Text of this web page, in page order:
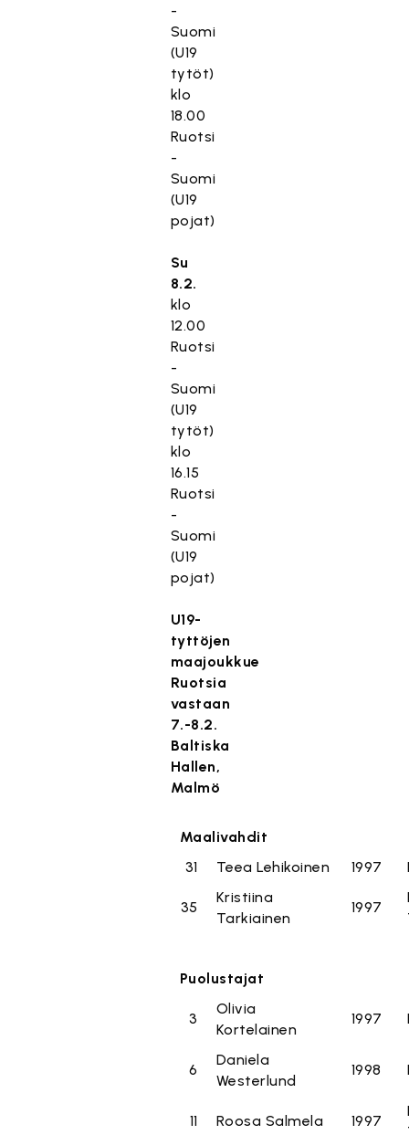
-
Suomi
(U19
tytöt)
klo
18.00
Ruotsi
-
Suomi
(U19
pojat)
Su
8.2.
klo
12.00
Ruotsi
-
Suomi
(U19
tytöt)
klo
16.15
Ruotsi
-
Suomi
(U19
pojat)
U19-
tyttöjen
maajoukkue
Ruotsia
vastaan
7.-8.2.
Baltiska
Hallen,
Malmö
Maalivahdit
31
Teea Lehikoinen 1997
35
Kristiina
Tarkiainen
1997
Puolustajat
3
Olivia
Kortelainen
1997
6
Daniela
Westerlund
1998
11 Roosa Salmela 1997